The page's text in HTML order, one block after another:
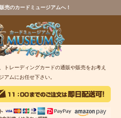
売のカードミュージアムへ！
トレーディングカードの通販や販売をお考え
アムにお任せ下さい。